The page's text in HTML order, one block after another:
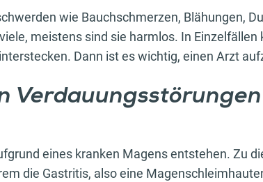
wie Bauchschmerzen, Blähungen,
meistens sind sie harmlos. In Einzelfällen
Dann ist es wichtig, einen Arzt
eines kranken Magens entstehen. Zu
die Gastritis, also eine